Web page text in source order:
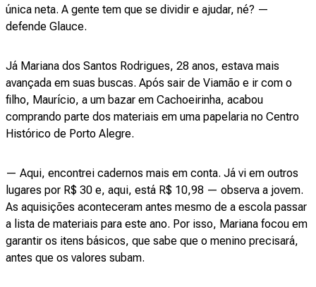
única neta. A gente tem que se dividir e ajudar, né? —
defende Glauce.
Já Mariana dos Santos Rodrigues, 28 anos, estava mais
avançada em suas buscas. Após sair de Viamão e ir com o
filho, Maurício, a um bazar em Cachoeirinha, acabou
comprando parte dos materiais em uma papelaria no Centro
Histórico de Porto Alegre.
— Aqui, encontrei cadernos mais em conta. Já vi em outros
lugares por R$ 30 e, aqui, está R$ 10,98 — observa a jovem.
As aquisições aconteceram antes mesmo de a escola passar
a lista de materiais para este ano. Por isso, Mariana focou em
garantir os itens básicos, que sabe que o menino precisará,
antes que os valores subam.